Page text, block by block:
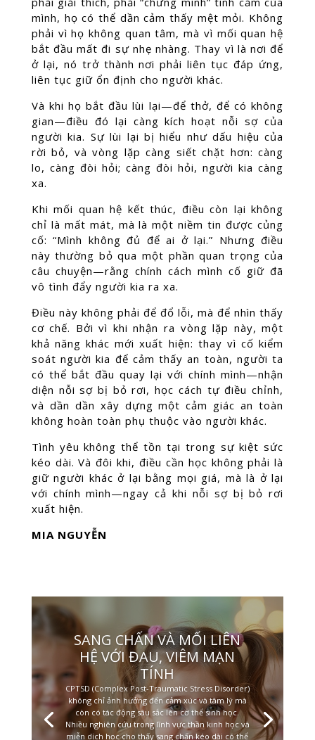
mình, họ có thể dần cảm thấy mệt mỏi. Không
phải vì họ không quan tâm, mà vì mối quan hệ
bắt đầu mất đi sự nhẹ nhàng. Thay vì là nơi để
ở lại, nó trở thành nơi phải liên tục đáp ứng,
liên tục giữ ổn định cho người khác.
Và khi họ bắt đầu lùi lại—để thở, để có không
gian—điều đó lại càng kích hoạt nỗi sợ của
người kia. Sự lùi lại bị hiểu như dấu hiệu của
rời bỏ, và vòng lặp càng siết chặt hơn: càng
lo, càng đòi hỏi; càng đòi hỏi, người kia càng
xa.
Khi mối quan hệ kết thúc, điều còn lại không
chỉ là mất mát, mà là một niềm tin được củng
cố: “Mình không đủ để ai ở lại.” Nhưng điều
này thường bỏ qua một phần quan trọng của
câu chuyện—rằng chính cách mình cố giữ đã
vô tình đẩy người kia ra xa.
Điều này không phải để đổ lỗi, mà để nhìn thấy
cơ chế. Bởi vì khi nhận ra vòng lặp này, một
khả năng khác mới xuất hiện: thay vì cố kiểm
soát người kia để cảm thấy an toàn, người ta
có thể bắt đầu quay lại với chính mình—nhận
diện nỗi sợ bị bỏ rơi, học cách tự điều chỉnh,
và dần dần xây dựng một cảm giác an toàn
không hoàn toàn phụ thuộc vào người khác.
Tình yêu không thể tồn tại trong sự kiệt sức
kéo dài. Và đôi khi, điều cần học không phải là
giữ người khác ở lại bằng mọi giá, mà là ở lại
với chính mình—ngay cả khi nỗi sợ bị bỏ rơi
xuất hiện.
MIA NGUYỄN
SANG CHẤN VÀ MỐI LIÊN
HỆ VỚI ĐAU, VIÊM MẠN
TÍNH
CPTSD (Complex Post-Traumatic Stress Disorder)
không chỉ ảnh hưởng đến cảm xúc và tâm lý mà
còn có tác động sâu sắc lên cơ thể sinh học.
Nhiều nghiên cứu trong lĩnh vực thần kinh học và
miễn dịch học cho thấy sang chấn kéo dài có thể